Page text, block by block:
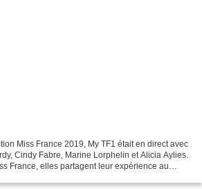
Miss France 2019, My TF1 était en direct avec
Cindy Fabre, Marine Lorphelin et Alicia Aylies.
France, elles partagent leur expérience au